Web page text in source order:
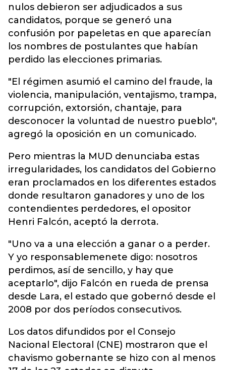
nulos debieron ser adjudicados a sus
candidatos, porque se generó una
confusión por papeletas en que aparecían
los nombres de postulantes que habían
perdido las elecciones primarias.
"El régimen asumió el camino del fraude, la
violencia, manipulación, ventajismo, trampa,
corrupción, extorsión, chantaje, para
desconocer la voluntad de nuestro pueblo",
agregó la oposición en un comunicado.
Pero mientras la MUD denunciaba estas
irregularidades, los candidatos del Gobierno
eran proclamados en los diferentes estados
donde resultaron ganadores y uno de los
contendientes perdedores, el opositor
Henri Falcón, aceptó la derrota.
"Uno va a una elección a ganar o a perder.
Y yo responsablemenete digo: nosotros
perdimos, así de sencillo, y hay que
aceptarlo", dijo Falcón en rueda de prensa
desde Lara, el estado que gobernó desde el
2008 por dos períodos consecutivos.
Los datos difundidos por el Consejo
Nacional Electoral (CNE) mostraron que el
chavismo gobernante se hizo con al menos